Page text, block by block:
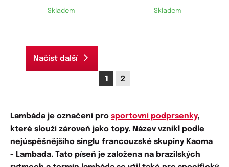
Skladem Skladem
Načíst další
1 2
Lambáda je označení pro sportovní podprsenky,
které slouží zároveň jako topy. Název vznikl podle
nejúspěšnějšího singlu francouzské skupiny Kaoma
- Lambada. Tato píseň je založena na brazilských